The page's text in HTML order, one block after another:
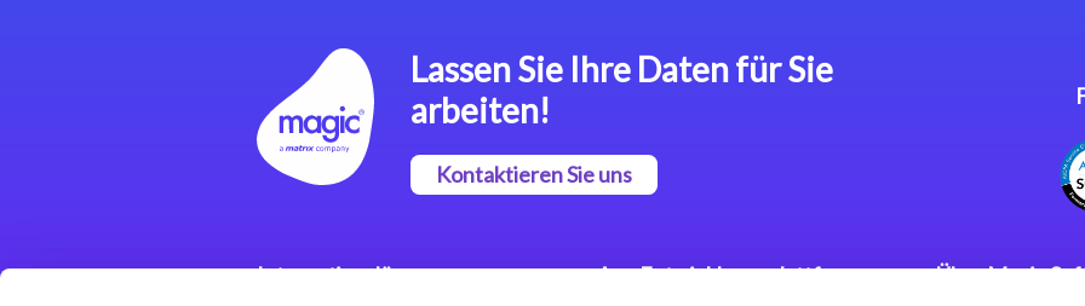
Lassen Sie Ihre Daten für Sie
arbeiten!
Kontaktieren Sie uns
Integrationslösungen
App Entwicklungsplattform
Über Magic